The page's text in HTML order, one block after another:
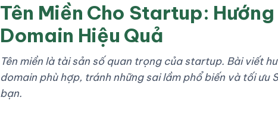
Tên Miền Cho Startup: Hướng
Domain Hiệu Quả
Tên miền là tài sản số quan trọng của startup. Bài viết
domain phù hợp, tránh những sai lầm phổ biến và tối ưu
bạn.